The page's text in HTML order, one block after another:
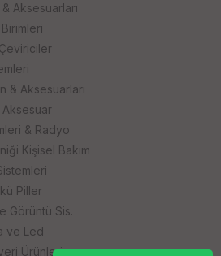
Aksesuarları
& Aksesuarları
& Radyo
Kişisel Bakım
Piller
Görüntü Sis.
ve Led
Ürünleri